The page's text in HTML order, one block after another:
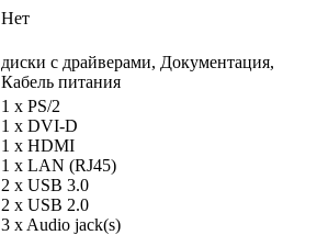
Нет
диски с драйверами, Документация,
Кабель питания
1 x PS/2
1 x DVI-D
1 x HDMI
1 x LAN (RJ45)
2 x USB 3.0
2 x USB 2.0
3 x Audio jack(s)